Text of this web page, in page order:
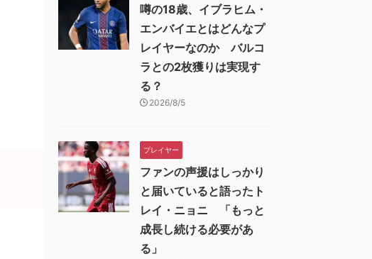
噂の18歳、イブラヒム・
エンバイエとはどんなプ
レイヤーなのか バルコ
ラとの2枚獲りは実現す
る？
2026/8/5
プレイヤー
ファンの声援はしっかり
と届いていると語ったト
レイ・ニョニ 「もっと
成長し続ける必要があ
る」